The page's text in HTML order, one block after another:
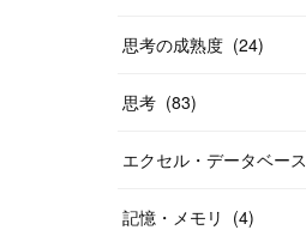
思考の成熟度 (24)
思考 (83)
エクセル・データベース
記憶・メモリ (4)